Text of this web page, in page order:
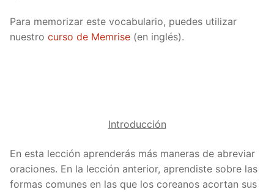
Para memorizar este vocabulario, puedes utilizar
nuestro curso de Memrise (en inglés).
Introducción
En esta lección aprenderás más maneras de abreviar
oraciones. En la lección anterior, aprendiste sobre las
formas comunes en las que los coreanos acortan sus